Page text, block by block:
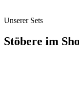
Unserer Sets
Stöbere im